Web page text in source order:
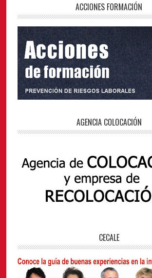
ACCIONES FORMACIÓN
AGENCIA COLOCACIÓN
CECALE